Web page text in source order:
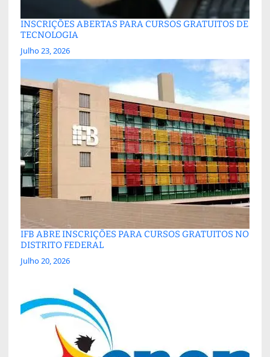
INSCRIÇÕES ABERTAS PARA CURSOS GRATUITOS DE
TECNOLOGIA
Julho 23, 2026
IFB ABRE INSCRIÇÕES PARA CURSOS GRATUITOS NO
DISTRITO FEDERAL
Julho 20, 2026